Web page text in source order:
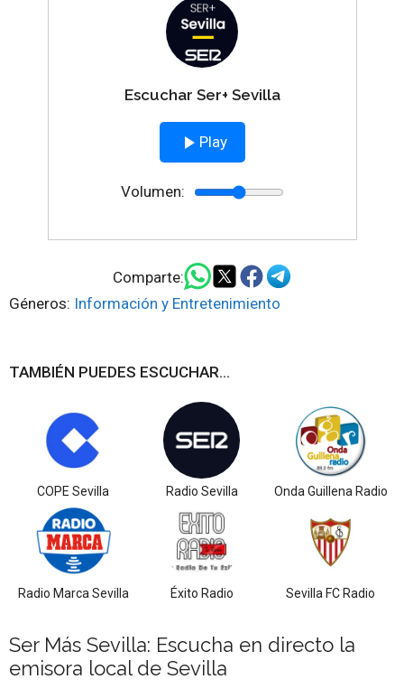
Escuchar Ser+ Sevilla
Play
Volumen:
Comparte:
Géneros: Información y Entretenimiento
TAMBIÉN PUEDES ESCUCHAR...
COPE Sevilla Radio Sevilla Onda Guillena Radio
Radio Marca Sevilla Éxito Radio Sevilla FC Radio
Ser Más Sevilla: Escucha en directo la
emisora local de Sevilla